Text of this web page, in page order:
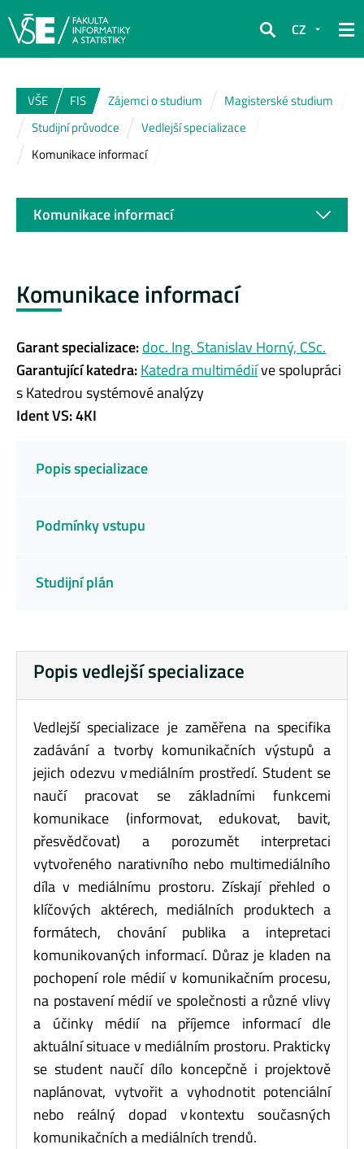
Hledat
CZ
VŠE FIS Zájemci o studium
Magisterské studium
Studijní průvodce
Vedlejší specializace
Komunikace informací
Komunikace informací
Garant specializace:doc. Ing. Stanislav Horný, CSc.
Garantující katedra:Katedra multimédiíve spolupráci
s Katedrou systémové analýzy
Ident VS: 4KI
Popis specializace
Podmínky vstupu
Studijní plán
Popis vedlejší specializace
Vedlejší specializace je zaměřena na specifika
zadávání a tvorby komunikačních výstupů a
jejich odezvu v mediálním prostředí. Student se
naučí pracovat se základními funkcemi
komunikace (informovat, edukovat, bavit,
přesvědčovat) a porozumět interpretaci
vytvořeného narativního nebo multimediálního
díla v mediálnímu prostoru. Získají přehled o
klíčových aktérech, mediálních produktech a
formátech, chování publika a intepretaci
komunikovaných informací. Důraz je kladen na
pochopení role médií v komunikačním procesu,
na postavení médií ve společnosti a různé vlivy
a účinky médií na příjemce informací dle
aktuální situace v mediálním prostoru. Prakticky
se student naučí dílo koncepčně i projektově
naplánovat, vytvořit a vyhodnotit potenciální
nebo reálný dopad v kontextu současných
komunikačních a mediálních trendů.
Komunikace informací